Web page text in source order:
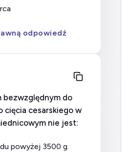
odpowiedź
bezwzględnym do
cięcia cesarskiego w
nie jest:
powyżej 3500 g.